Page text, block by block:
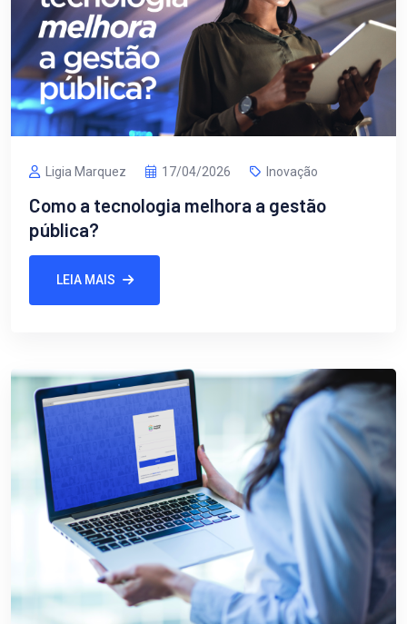
Ligia Marquez 17/04/2026 Inovação
Como a tecnologia melhora a gestão
pública?
LEIA MAIS